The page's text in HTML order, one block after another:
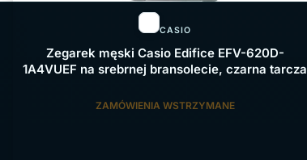
CASIO
Zegarek męski Casio Edifice EFV-620D-
1A4VUEF na srebrnej bransolecie, czarna tarcza
ZAMÓWIENIA WSTRZYMANE